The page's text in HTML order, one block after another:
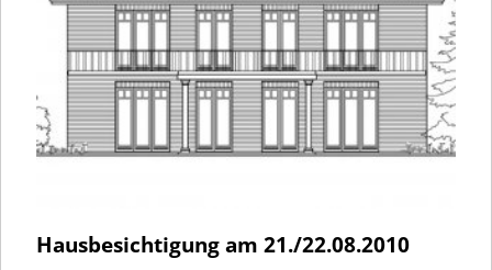
Hausbesichtigung am 21./22.08.2010